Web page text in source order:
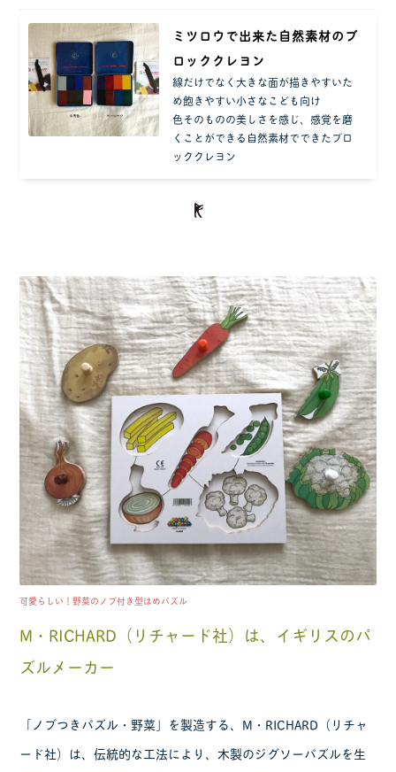
ミツロウで出来た自然素材のブ
ロッククレヨン
線だけでなく大きな面が描きやすいた
め飽きやすい小さなこども向け
色そのものの美しさを感じ、感覚を磨
くことができる自然素材でできたブロ
ッククレヨン
可愛らしい！野菜のノブ付き型はめパズル
M・RICHARD（リチャード社）は、イギリスのパ
ズルメーカー
「ノブつきパズル・野菜」を製造する、M・RICHARD（リチャ
ード社）は、伝統的な工法により、木製のジグソーパズルを生